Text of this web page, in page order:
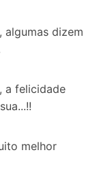
algumas dizem
a felicidade
melhor